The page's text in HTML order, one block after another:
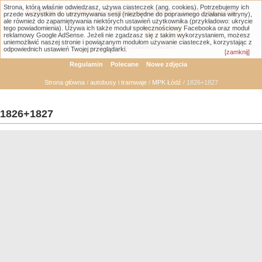
Łódzka Galeria Transportowa - GTLodz.eu
Wyszukiwanie zaawansowane
Regulamin Polecane Nowe zdjęcia
Strona główna/ autobusy i tramwaje/ MPK Łódź / 1826+1827
1826+1827
Strona, którą właśnie odwiedzasz, używa ciasteczek (ang. cookies). Potrzebujemy ich
przede wszystkim do utrzymywania sesji (niezbędne do poprawnego działania witryny),
ale również do zapamiętywania niektórych ustawień użytkownika (przykładowo: ukrycie
tego powiadomienia). Używa ich także moduł społecznościowy Facebooka oraz moduł
reklamowy Google AdSense. Jeżeli nie zgadzasz się z takim wykorzystaniem, możesz
uniemożliwić naszej stronie i powiązanym modułom używanie ciasteczek, korzystając z
odpowiednich ustawień Twojej przeglądarki.
[zamknij]